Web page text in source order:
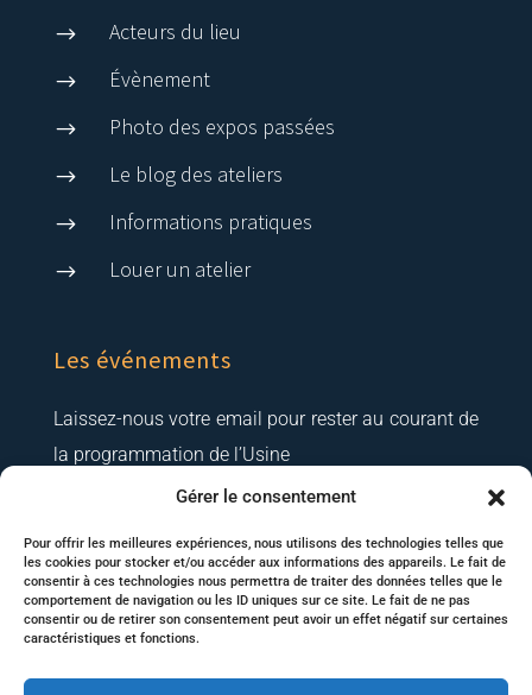
Gérer le consentement
Pour offrir les meilleures expériences, nous utilisons des technologies telles que
les cookies pour stocker et/ou accéder aux informations des appareils. Le fait de
consentir à ces technologies nous permettra de traiter des données telles que le
comportement de navigation ou les ID uniques sur ce site. Le fait de ne pas
consentir ou de retirer son consentement peut avoir un effet négatif sur certaines
caractéristiques et fonctions.
$ Acteurs du lieu
$ Évènement
$ Photo des expos passées
$ Le blog des ateliers
$ Informations pratiques
$ Louer un atelier
Les événements
Laissez-nous votre email pour rester au courant de
la programmation de l’Usine